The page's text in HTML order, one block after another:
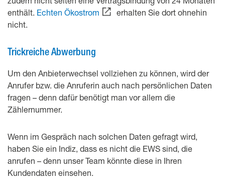
enthält. Echten Ökostrom
erhalten Sie dort ohnehin
nicht.
Trickreiche Abwerbung
Um den Anbieterwechsel vollziehen zu können, wird der
Anrufer bzw. die Anruferin auch nach persönlichen Daten
fragen – denn dafür benötigt man vor allem die
Zählernummer.
Wenn im Gespräch nach solchen Daten gefragt wird,
haben Sie ein Indiz, dass es nicht die EWS sind, die
anrufen – denn unser Team könnte diese in Ihren
Kundendaten einsehen.